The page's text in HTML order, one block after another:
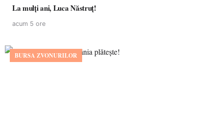
La mulţi ani, Luca Năstruţ!
acum 5 ore
BURSA ZVONURILOR